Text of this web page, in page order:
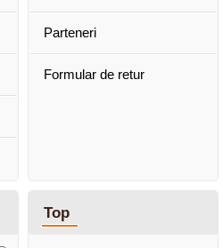
Parteneri
Formular de retur
Top